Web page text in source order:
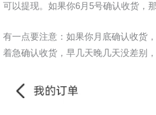
可以提现。如果你6月5号确认收货，
有一点要注意：如果你月底确认收货
着急确认收货，早几天晚几天没差别，